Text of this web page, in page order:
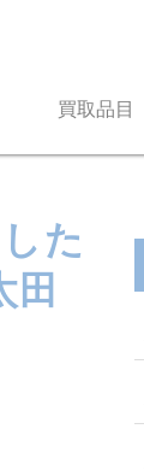
買取品目
た
田